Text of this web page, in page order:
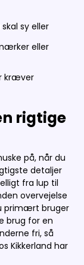
sy eller
eller
kræver
rigtige
på, når du
detaljer
fra lup til
overvejelse
primært bruger
brug for en
fri, så
Kikkerland har